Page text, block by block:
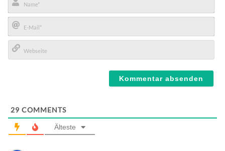
Name*
E-
Mail*
29 COMMENTS
Älteste